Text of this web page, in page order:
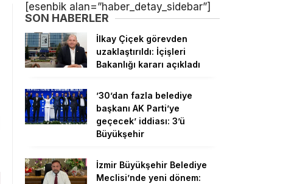
[esenbik alan=”haber_detay_sidebar”]
SON HABERLER
İlkay Çiçek görevden
uzaklaştırıldı: İçişleri
Bakanlığı kararı açıkladı
’30’dan fazla belediye
başkanı AK Parti’ye
geçecek’ iddiası: 3’ü
Büyükşehir
İzmir Büyükşehir Belediye
Meclisi’nde yeni dönem: